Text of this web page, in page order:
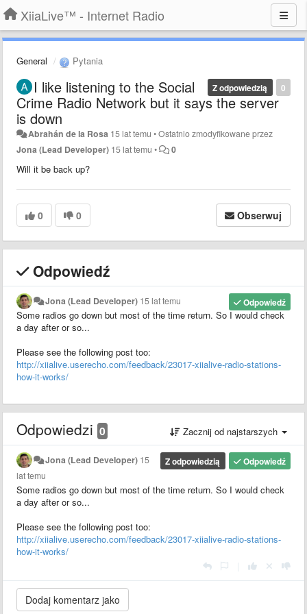
XiiaLive™ - Internet Radio
General Pytania
0
Z odpowiedzią
I like listening to the Social
Crime Radio Network but it says the server
is down
Abrahán de la Rosa 15 lat temu •Ostatnio zmodyfikowane przez
Jona (Lead Developer) 15 lat temu • 0
Will it be back up?
0 0 Obserwuj
Odpowiedź
Odpowiedź
Jona (Lead Developer) 15 lat temu
Some radios go down but most of the time return. So I would check
a day after or so...
Please see the following post too:
http://xiialive.userecho.com/feedback/23017-xiialive-radio-stations-
how-it-works/
Odpowiedzi 0 Zacznij od najstarszych
Odpowiedź
Z odpowiedzią
Jona (Lead Developer) 15
lat temu
Some radios go down but most of the time return. So I would check
a day after or so...
Please see the following post too:
http://xiialive.userecho.com/feedback/23017-xiialive-radio-stations-
how-it-works/